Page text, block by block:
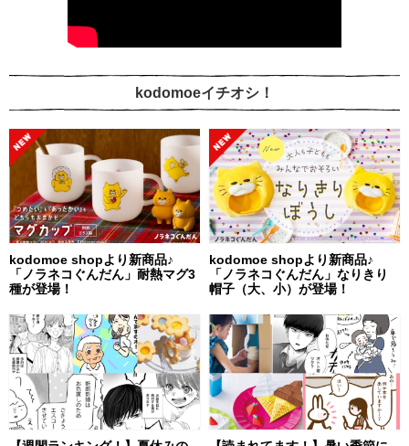
kodomoeイチオシ！
kodomoe shopより新商品♪
「ノラネコぐんだん」耐熱マグ3
種が登場！
kodomoe shopより新商品♪
「ノラネコぐんだん」なりきり
帽子（大、小）が登場！